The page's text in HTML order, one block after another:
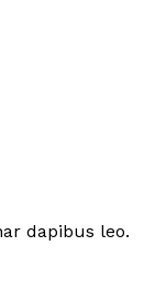
dapibus leo.